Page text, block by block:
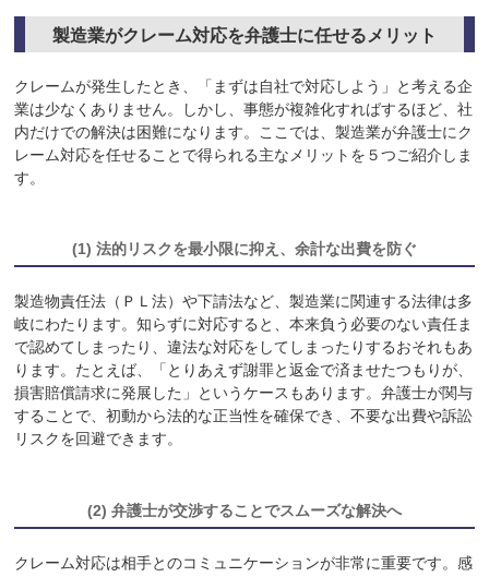
製造業がクレーム対応を弁護士に任せるメリット
クレームが発生したとき、「まずは自社で対応しよう」と考える企
業は少なくありません。しかし、事態が複雑化すればするほど、社
内だけでの解決は困難になります。ここでは、製造業が弁護士にク
レーム対応を任せることで得られる主なメリットを５つご紹介しま
す。
(1) 法的リスクを最小限に抑え、余計な出費を防ぐ
製造物責任法（ＰＬ法）や下請法など、製造業に関連する法律は多
岐にわたります。知らずに対応すると、本来負う必要のない責任ま
で認めてしまったり、違法な対応をしてしまったりするおそれもあ
ります。たとえば、「とりあえず謝罪と返金で済ませたつもりが、
損害賠償請求に発展した」というケースもあります。弁護士が関与
することで、初動から法的な正当性を確保でき、不要な出費や訴訟
リスクを回避できます。
(2) 弁護士が交渉することでスムーズな解決へ
クレーム対応は相手とのコミュニケーションが非常に重要です。感